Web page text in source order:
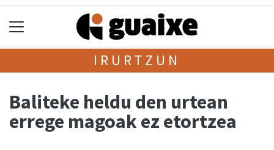
IRURTZUN
Baliteke heldu den urtean
errege magoak ez etortzea